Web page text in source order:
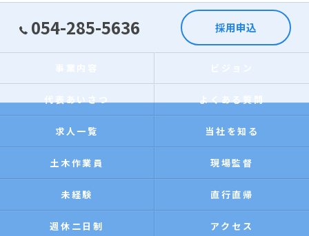
054-285-5636 採用申込
代表あいさつ よくある質問
求人一覧 当社を知る
土木作業員 現場監督
未経験 直行直帰
週休二日制 アクセス